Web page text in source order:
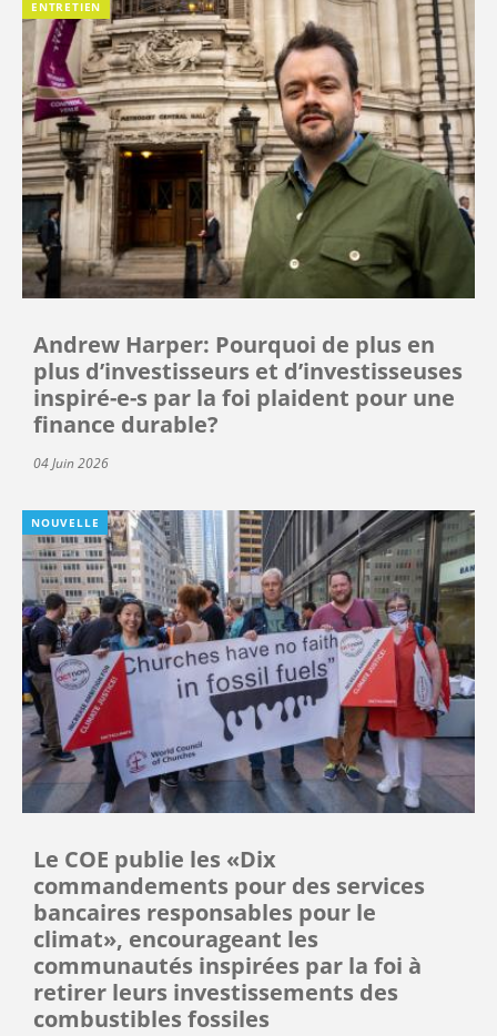
ENTRETIEN
Andrew Harper: Pourquoi de plus en
plus d’investisseurs et d’investisseuses
inspiré-e-s par la foi plaident pour une
finance durable?
04 Juin 2026
NOUVELLE
Le COE publie les «Dix
commandements pour des services
bancaires responsables pour le
climat», encourageant les
communautés inspirées par la foi à
retirer leurs investissements des
combustibles fossiles